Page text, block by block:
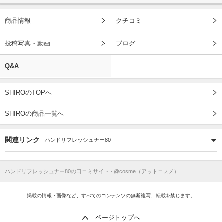
商品情報 クチコミ
投稿写真・動画 ブログ
Q&A
SHIROのTOPへ
SHIROの商品一覧へ
関連リンク ハンドリフレッシュナー80
ハンドリフレッシュナー80の口コミサイト - @cosme（アットコスメ）
掲載の情報・画像など、すべてのコンテンツの無断複写、転載を禁じます。
ページトップへ